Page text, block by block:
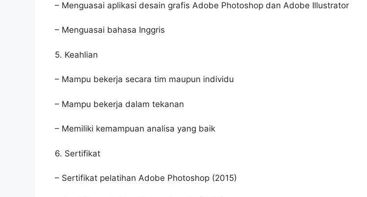
– Menguasai aplikasi desain grafis Adobe Photoshop dan Adobe Illustrator
– Menguasai bahasa Inggris
5. Keahlian
– Mampu bekerja secara tim maupun individu
– Mampu bekerja dalam tekanan
– Memiliki kemampuan analisa yang baik
6. Sertifikat
– Sertifikat pelatihan Adobe Photoshop (2015)